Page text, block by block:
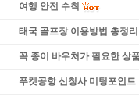
여행 안전 수칙
태국 골프장 이용방법 총정리
꼭 종이 바우처가 필요한 상
푸켓공항 신청사 미팅포인트